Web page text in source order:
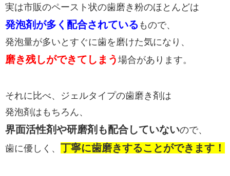
実は市販のペースト状の歯磨き粉のほとんどは
発泡剤が多く配合されている もので、
発泡量が多いとすぐに歯を磨けた気になり、
磨き残しができてしまう 場合があります。
それに比べ、ジェルタイプの歯磨き剤は
発泡剤はもちろん、
界面活性剤や研磨剤も配合していないので、
歯に優しく、 丁寧に歯磨きすることができます！